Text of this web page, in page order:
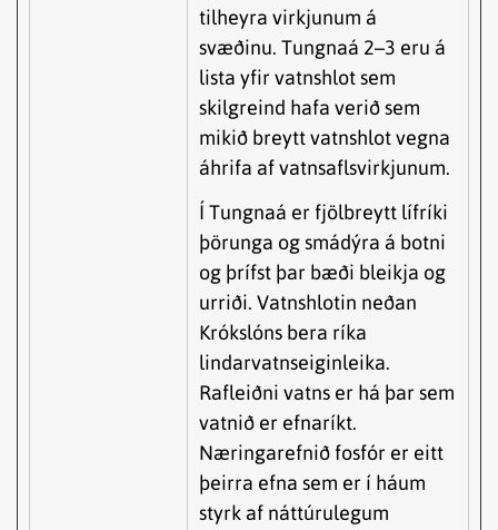
tilheyra virkjunum á
svæðinu. Tungnaá 2–3 eru á
lista yfir vatnshlot sem
skilgreind hafa verið sem
mikið breytt vatnshlot vegna
áhrifa af vatnsaflsvirkjunum.
Í Tungnaá er fjölbreytt lífríki
þörunga og smádýra á botni
og þrífst þar bæði bleikja og
urriði. Vatnshlotin neðan
Krókslóns bera ríka
lindarvatnseiginleika.
Rafleiðni vatns er há þar sem
vatnið er efnaríkt.
Næringarefnið fosfór er eitt
þeirra efna sem er í háum
styrk af náttúrulegum